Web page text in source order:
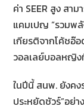
ค่า SEER สูง สา
แคมเปญ “รวมพลั
เกียรติจากโค้ชอ๊
วอลเลย์บอลหญิง
ในปีนี้ สนพ. ยังค
ประหยัดชัวร์”อย่